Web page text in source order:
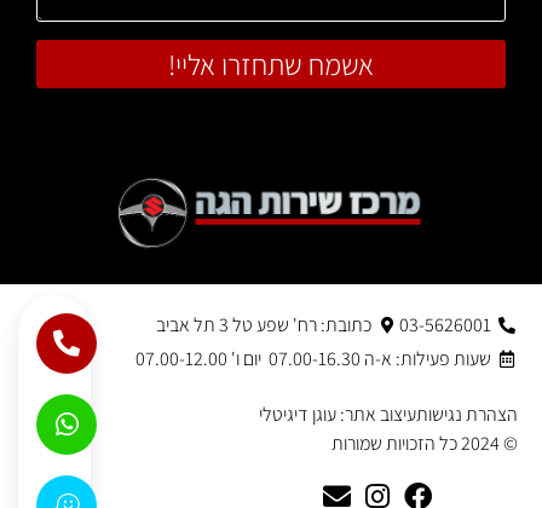
אשמח שתחזרו אליי!
03-5626001
כתובת: רח' שפע טל 3 תל אביב
שעות פעילות: א-ה 07.00-16.30 יום ו' 07.00-12.00
הצהרת נגישותעיצוב אתר: עוגן דיגיטלי
© 2024 כל הזכויות שמורות